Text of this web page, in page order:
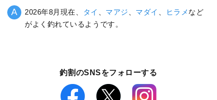
2026年8月現在、 タイ マアジ マダイ ヒラメ など
がよく釣れているようです。
釣割のSNSをフォローする